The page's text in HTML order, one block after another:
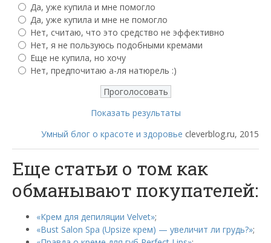
Да, уже купила и мне помогло
Да, уже купила и мне не помогло
Нет, считаю, что это средство не эффективно
Нет, я не пользуюсь подобными кремами
Еще не купила, но хочу
Нет, предпочитаю а-ля натюрель :)
Показать результаты
Умный блог о красоте и здоровье cleverblog.ru, 2015
Еще статьи о том как
обманывают покупателей:
«Крем для депиляции Velvet»;
«Bust Salon Spa (Upsize крем) — увеличит ли грудь?»;